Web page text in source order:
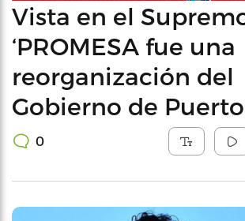
Vista en el
‘PROMESA fue una
reorganización del
Gobierno de Puerto
0